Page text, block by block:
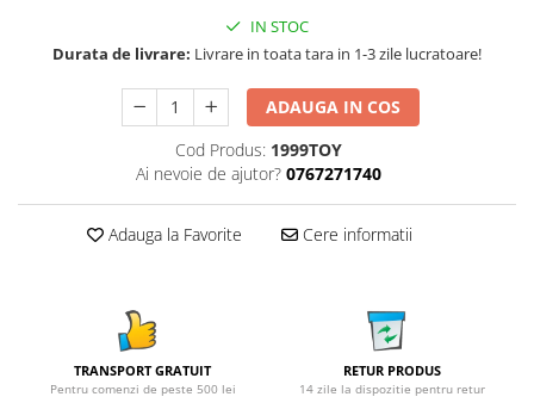
IN STOC
Durata de livrare: Livrare in toata tara in 1-3 zile lucratoare!
ADAUGA IN COS
Cod Produs: 1999TOY
Ai nevoie de ajutor? 0767271740
Adauga la Favorite Cere informatii
TRANSPORT GRATUIT
Pentru comenzi de peste 500 lei
RETUR PRODUS
14 zile la dispozitie pentru retur